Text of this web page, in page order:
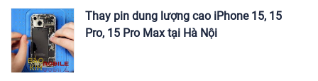
Thay pin dung lượng cao iPhone 15, 15
Pro, 15 Pro Max tại Hà Nội